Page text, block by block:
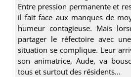
Entre pression permanente et
il fait face aux manques de
humeur contagieuse. Mais
partager le réfectoire avec
situation se complique. Leur
son animatrice, Aude, va
tous et surtout des résidents...